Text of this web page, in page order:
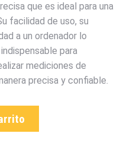
que es ideal para una
facilidad de uso, su
a un ordenador lo
para
mediciones de
precisa y confiable.